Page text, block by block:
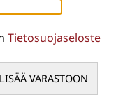
Tietosuojaseloste